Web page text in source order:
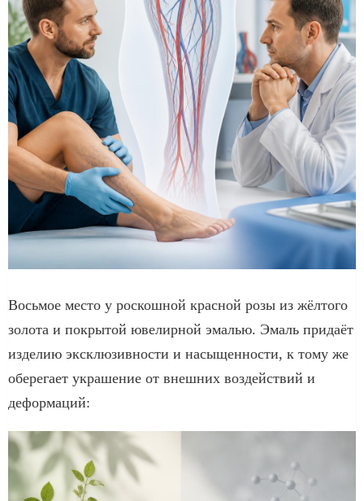
Восьмое место у роскошной красной розы из жёлтого
золота и покрытой ювелирной эмалью. Эмаль придаёт
изделию эксклюзивности и насыщенности, к тому же
оберегает украшение от внешних воздействий и
деформаций: